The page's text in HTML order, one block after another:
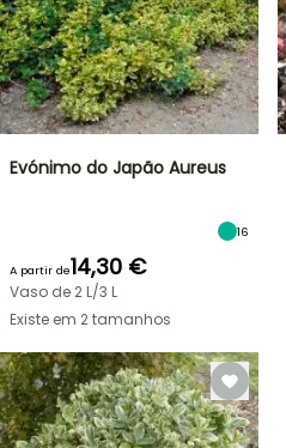
Evónimo do Japão Aureus
16
A partir de14,30 €
Vaso de 2 L/3 L
Existe em 2 tamanhos